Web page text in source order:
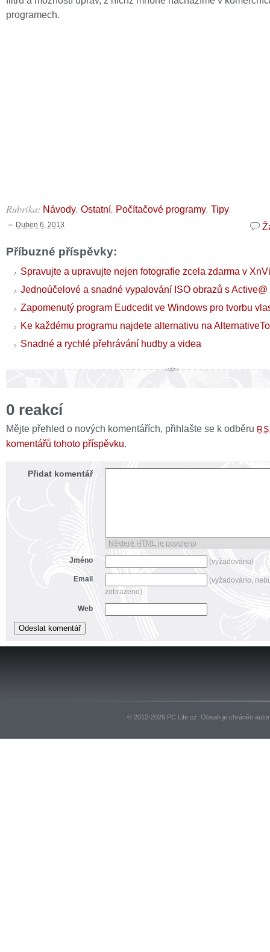
programech.
Rubrika: Návody, Ostatní, Počítačové programy, Tipy.
Duben 6, 2013
Příbuzné příspěvky:
Spravujte a upravujte nejen fotografie zcela zdarma v
Jednoúčelové a snadné vypalování ISO obrazů s Active@
Zapomenutý program Eudcedit ve Windows pro tvorbu
Ke každému programu najdete alternativu na
Snadné a rychlé přehrávání hudby a videa
0 reakcí
Mějte přehled o nových komentářích, přihlašte se k odběru
komentářů tohoto příspěvku.
Přidat komentář
Některé HTML je povoleno
Jméno
(vyžadováno)
Email
(vyžadováno,
zobrazeno)
Web
© 2012-2026 PC Life.cz. Obsah je chráněn